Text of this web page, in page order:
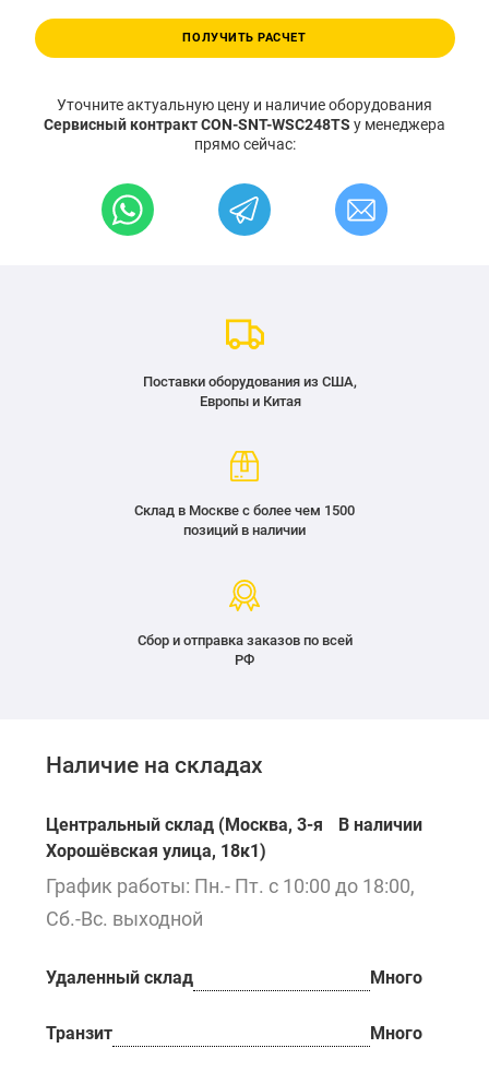
ПОЛУЧИТЬ РАСЧЕТ
Уточните актуальную цену и наличие оборудования
Сервисный контракт CON-SNT-WSC248TS у менеджера
прямо сейчас:
Поставки оборудования из США,
Европы и Китая
Склад в Москве с более чем 1500
позиций в наличии
Сбор и отправка заказов по всей
РФ
Наличие на складах
Центральный склад (Москва, 3-я
Хорошёвская улица, 18к1)
В наличии
График работы: Пн.- Пт. с 10:00 до 18:00,
Сб.-Вс. выходной
Удаленный склад Много
Транзит Много